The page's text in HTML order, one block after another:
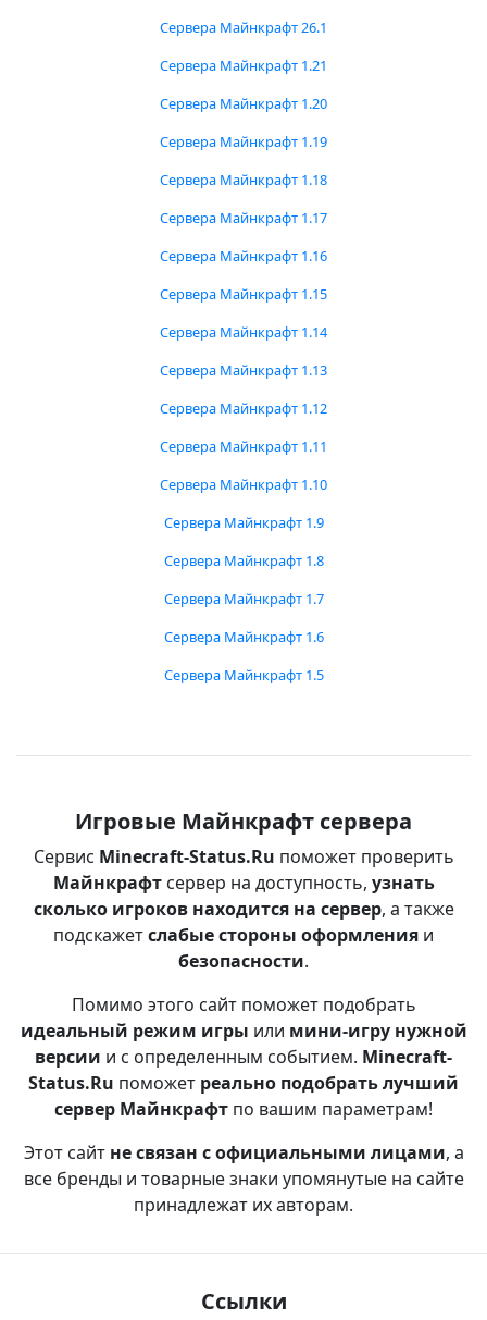
Сервера Майнкрафт 26.1
Сервера Майнкрафт 1.21
Сервера Майнкрафт 1.20
Сервера Майнкрафт 1.19
Сервера Майнкрафт 1.18
Сервера Майнкрафт 1.17
Сервера Майнкрафт 1.16
Сервера Майнкрафт 1.15
Сервера Майнкрафт 1.14
Сервера Майнкрафт 1.13
Сервера Майнкрафт 1.12
Сервера Майнкрафт 1.11
Сервера Майнкрафт 1.10
Сервера Майнкрафт 1.9
Сервера Майнкрафт 1.8
Сервера Майнкрафт 1.7
Сервера Майнкрафт 1.6
Сервера Майнкрафт 1.5
Игровые Майнкрафт сервера
Сервис Minecraft-Status.Ru поможет проверить
Майнкрафтсервер на доступность, узнать
сколько игроков находится на сервер, а также
подскажетслабые стороны оформления и
безопасности.
Помимо этого сайт поможет подобрать
идеальный режим игры или мини-игру нужной
версии и с определенным событием. Minecraft-
Status.Ru поможет реально подобрать лучший
сервер Майнкрафт по вашим параметрам!
Этот сайт не связан с официальными лицами, а
все бренды и товарные знаки упомянутые на сайте
принадлежат их авторам.
Ссылки